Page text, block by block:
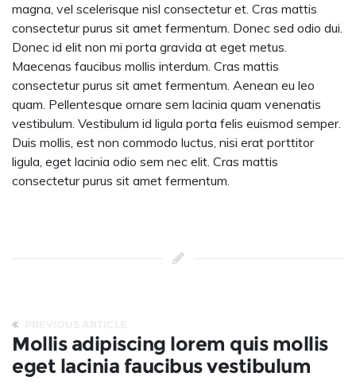
magna, vel scelerisque nisl consectetur et. Cras mattis
consectetur purus sit amet fermentum. Donec sed odio dui.
Donec id elit non mi porta gravida at eget metus.
Maecenas faucibus mollis interdum. Cras mattis
consectetur purus sit amet fermentum. Aenean eu leo
quam. Pellentesque ornare sem lacinia quam venenatis
vestibulum. Vestibulum id ligula porta felis euismod semper.
Duis mollis, est non commodo luctus, nisi erat porttitor
ligula, eget lacinia odio sem nec elit. Cras mattis
consectetur purus sit amet fermentum.
Mollis adipiscing lorem quis mollis
eget lacinia faucibus vestibulum